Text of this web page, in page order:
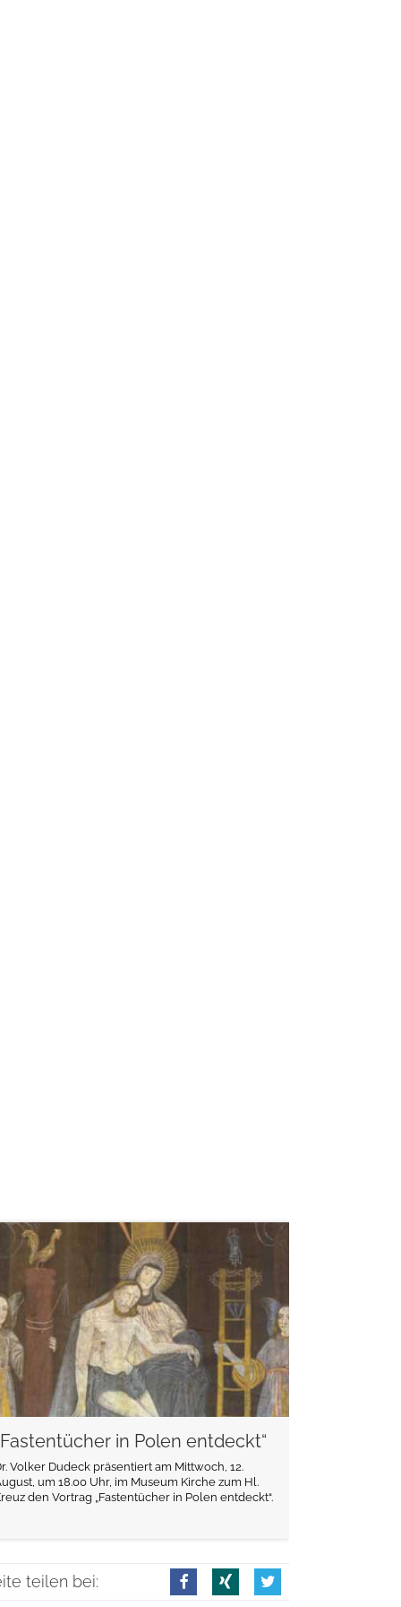
in Polen entdeckt“
Volker Dudeck präsentiert am Mittwoch, 12.
um 18.00 Uhr, im Museum Kirche zum Hl.
den Vortrag „Fastentücher in Polen entdeckt“.
weiterlesen
teilen bei: